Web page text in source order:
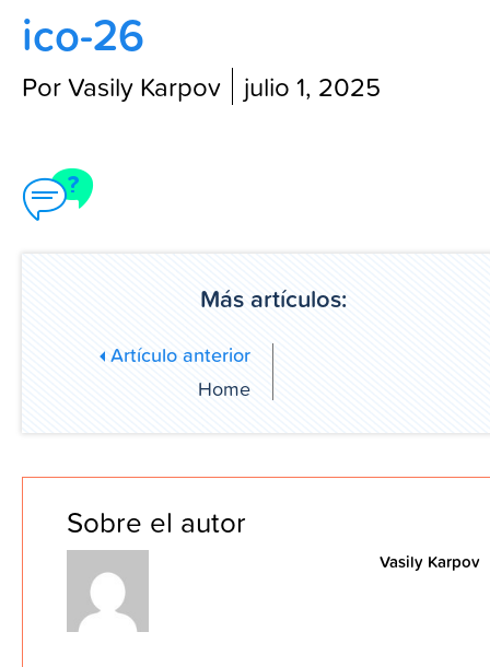
ico-26
Por Vasily Karpov julio 1, 2025
Más artículos:
Artículo anterior
Home
Sobre el autor
Vasily Karpov